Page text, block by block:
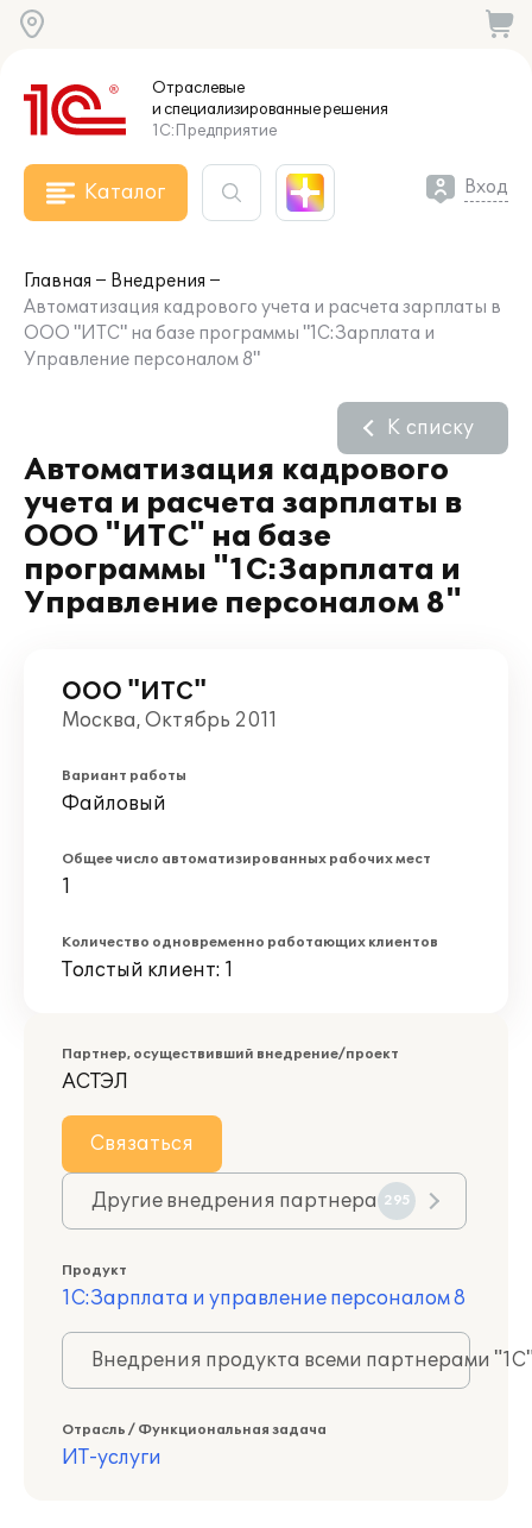
Отраслевые
и специализированныерешения
1С:Предприятие
Каталог Вход
Главная
Внедрения
Автоматизация кадрового учета и расчета зарплаты в
ООО "ИТС" на базе программы "1С:Зарплата и
Управление персоналом 8"
Автоматизация кадрового
учета и расчета зарплаты в
ООО "ИТС" на базе
программы "1С:Зарплата и
Управление персоналом 8"
К списку
ООО "ИТС"
Москва, Октябрь 2011
Вариант работы
Файловый
Общее число автоматизированных рабочих мест
1
Количество одновременно работающих клиентов
Толстый клиент: 1
Партнер, осуществивший внедрение/проект
АСТЭЛ
Связаться
Другие внедрения партнера 295
Продукт
1С:Зарплата и управление персоналом 8
Внедрения продукта всеми партнерами
Отрасль / Функциональная задача
ИТ-услуги